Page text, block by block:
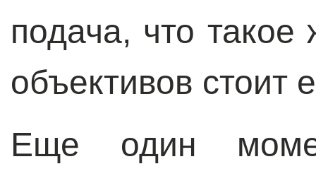
подача, что такое
объективов стоит
Еще один